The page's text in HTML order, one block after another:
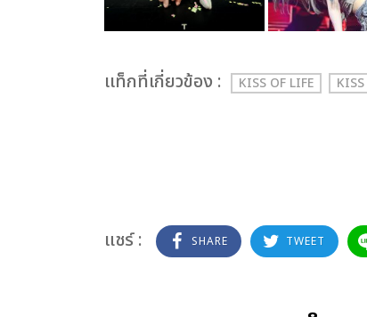
เเท็กที่เกี่ยวข้อง : KISS OF LIFE
แชร์ : SHARE TWEET